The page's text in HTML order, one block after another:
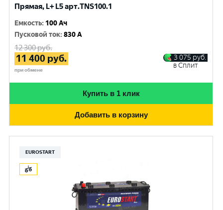
Прямая, L+ L5 арт.TNS100.1
Емкость: 100 Ач
Пусковой ток:830 A
12 300руб.
11 400 руб.
при обмене
3 075 руб.
в Сплит
Купить в 1 клик
Добавить в корзину
EUROSTART